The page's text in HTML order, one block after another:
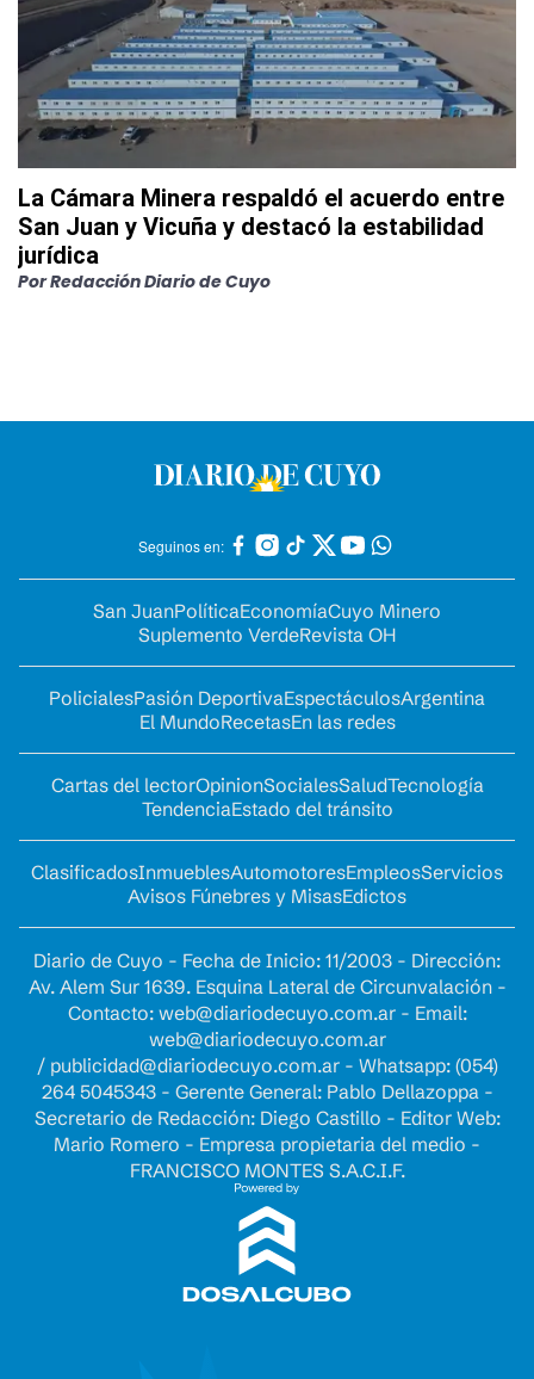
La Cámara Minera respaldó el acuerdo entre
San Juan y Vicuña y destacó la estabilidad
jurídica
PorRedacción Diario de Cuyo
Seguinos en:
San JuanPolíticaEconomíaCuyo Minero
Suplemento VerdeRevista OH
PolicialesPasión DeportivaEspectáculosArgentina
El MundoRecetasEn las redes
Cartas del lectorOpinionSocialesSaludTecnología
TendenciaEstado del tránsito
ClasificadosInmueblesAutomotoresEmpleosServicios
Avisos Fúnebres y MisasEdictos
Diario de Cuyo - Fecha de Inicio: 11/2003 - Dirección:
Av. Alem Sur 1639. Esquina Lateral de Circunvalación -
Contacto: web@diariodecuyo.com.ar- Email:
web@diariodecuyo.com.ar
/ publicidad@diariodecuyo.com.ar- Whatsapp: (054)
264 5045343 - Gerente General: Pablo Dellazoppa -
Secretario de Redacción: Diego Castillo - Editor Web:
Mario Romero - Empresa propietaria del medio -
FRANCISCO MONTES S.A.C.I.F.